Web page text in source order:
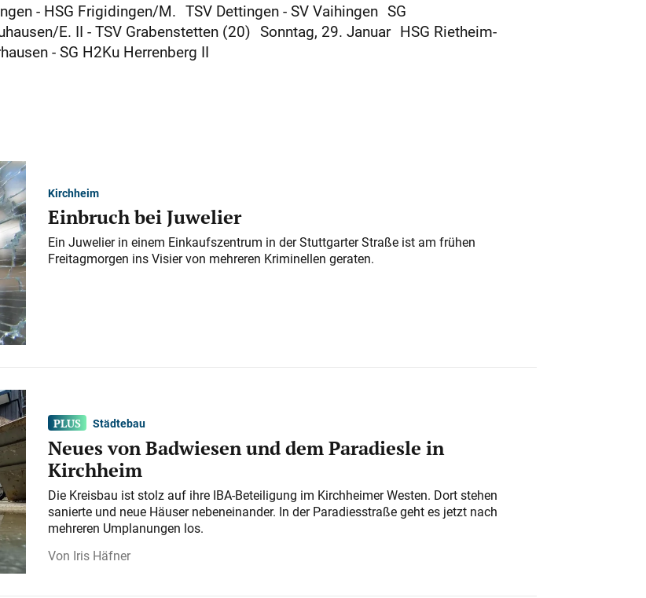
- HSG Frigidingen/M. TSV Dettingen - SV Vaihingen SG
E. II - TSV Grabenstetten (20) Sonntag, 29. Januar HSG Rietheim-
- SG H2Ku Herrenberg II
Kirchheim
Einbruch bei Juwelier
Ein Juwelier in einem Einkaufszentrum in der Stuttgarter Straße ist am frühen
Freitagmorgen ins Visier von mehreren Kriminellen geraten.
Städtebau
Neues von Badwiesen und dem Paradiesle in
Kirchheim
Die Kreisbau ist stolz auf ihre IBA-Beteiligung im Kirchheimer Westen. Dort stehen
sanierte und neue Häuser nebeneinander. In der Paradiesstraße geht es jetzt nach
mehreren Umplanungen los.
Iris Häfner